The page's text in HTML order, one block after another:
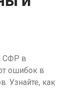
СФР в
ошибок в
Узнайте, как